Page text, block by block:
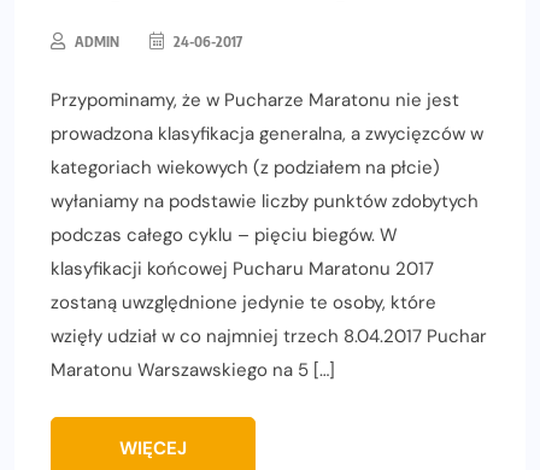
ADMIN 24-06-2017
Przypominamy, że w Pucharze Maratonu nie jest
prowadzona klasyfikacja generalna, a zwycięzców w
kategoriach wiekowych (z podziałem na płcie)
wyłaniamy na podstawie liczby punktów zdobytych
podczas całego cyklu – pięciu biegów. W
klasyfikacji końcowej Pucharu Maratonu 2017
zostaną uwzględnione jedynie te osoby, które
wzięły udział w co najmniej trzech 8.04.2017 Puchar
Maratonu Warszawskiego na 5 […]
WIĘCEJ